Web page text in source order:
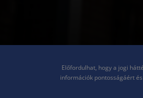
Előfordulhat, hogy a jogi
információk pontosságáért